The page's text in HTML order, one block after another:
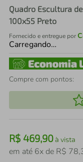
Quadro Escultura
100x55 Preto
Fornecido e entregue por
Carregando…
Compre com pontos:
R$ 469,90à vista
em até 6x de R$ 78,